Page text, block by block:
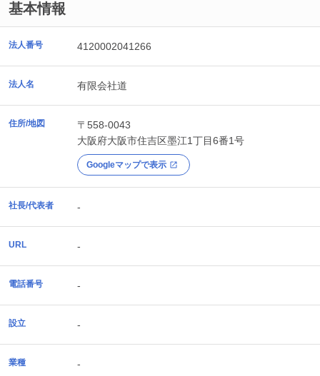
基本情報
法人番号 4120002041266
法人名 有限会社道
住所/地図
〒558-0043
大阪府大阪市住吉区墨江1丁目6番1号
Googleマップで表示
社長/代表者 -
URL -
電話番号 -
設立 -
業種 -